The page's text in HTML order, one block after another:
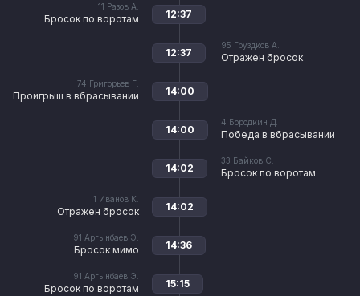
11 Разов А.
Бросок по воротам 12:37
95 Груздков А.
Отражен бросок
12:37
74 Григорьев Г.
Проигрыш в вбрасывании 14:00
4 Бородкин Д.
Победа в вбрасывании
14:00
33 Байков С.
Бросок по воротам
14:02
1 Иванов К.
Отражен бросок 14:02
91 Аргынбаев Э.
Бросок мимо 14:36
91 Аргынбаев Э.
Бросок по воротам 15:15